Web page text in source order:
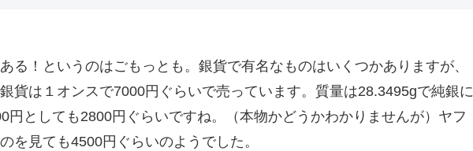
る！というのはごもっとも。銀貨で有名なものはいくつかありますが、
貨は１オンスで7000円ぐらいで売っています。質量は28.3495gで純銀に
円としても2800円ぐらいですね。（本物かどうかわかりませんが）ヤフ
を見ても4500円ぐらいのようでした。